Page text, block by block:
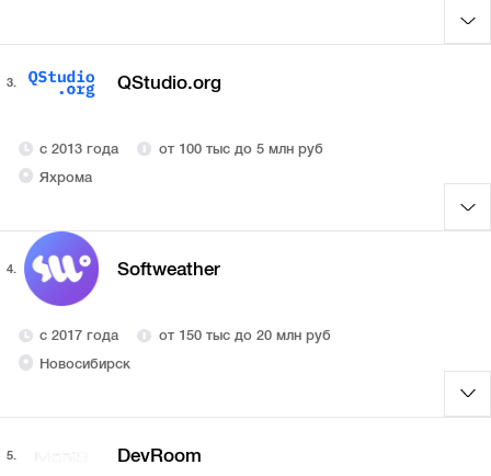
3. QStudio.org
с 2013 года
от 100 тыс до 5 млн руб
Яхрома
4. Softweather
с 2017 года
от 150 тыс до 20 млн руб
Новосибирск
5. DevRoom